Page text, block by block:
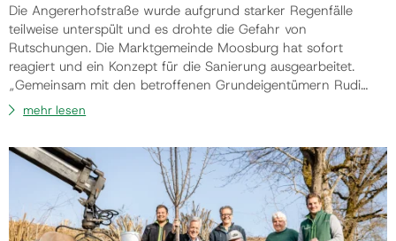
Die Angererhofstraße wurde aufgrund starker Regenfälle
teilweise unterspült und es drohte die Gefahr von
Rutschungen. Die Marktgemeinde Moosburg hat sofort
reagiert und ein Konzept für die Sanierung ausgearbeitet.
„Gemeinsam mit den betroffenen Grundeigentümern Rudi
Sagmeister und Pfarre Moosburg konnte eine sehr gute
Lösung gefunden werden“, informiert Bürgermeister Herbert
die Straße wird wieder sicher bef…
mehr lesen